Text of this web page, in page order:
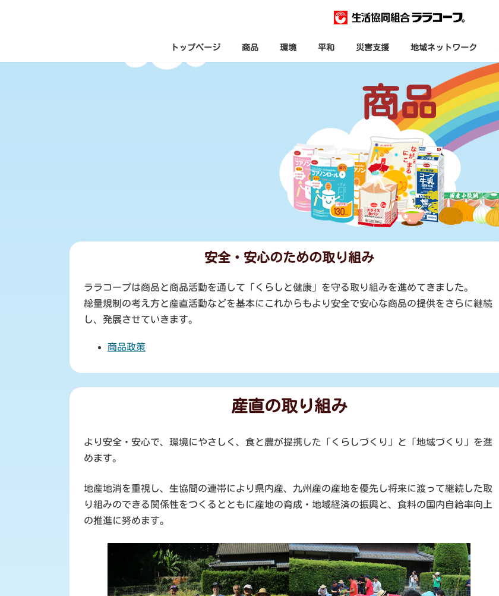
ス
ン
トップページ 商品 環境 平和 災害支援 地域ネットワーク
商品
安全・安心のための取り組み
ララコープは商品と商品活動を通して「くらしと健康」を守る取り組みを進めてきました。
総量規制の考え方と産直活動などを基本にこれからもより安全で安心な商品の提供をさらに継続
し、発展させていきます。
商品政策
産直の取り組み
より安全・安心で、環境にやさしく、食と農が提携した「くらしづくり」と「地域づくり」を進
めます。
地産地消を重視し、生協間の連帯により県内産、九州産の産地を優先し将来に渡って継続した取
り組みのできる関係性をつくるとともに産地の育成・地域経済の振興と、食料の国内自給率向上
の推進に努めます。